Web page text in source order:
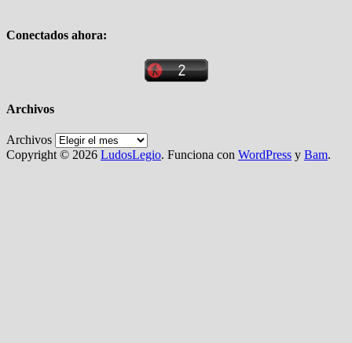
Conectados ahora:
Archivos
Archivos
Copyright © 2026 LudosLegio. Funciona con WordPress y Bam.